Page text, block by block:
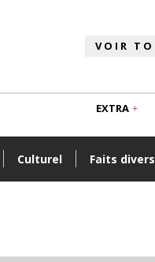
Culturel Faits divers
EXTRA